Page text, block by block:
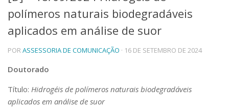
Telefones e Mapas
Pessoas
Ensino
Graduação
Educação a distância
Pesquisa e Inovação
polímeros naturais biodegradáveis
aplicados em análise de suor
PORASSESSORIA DE COMUNICAÇÃO · 16 DE SETEMBRO DE 2024
Doutorado
Título: Hidrogéis de polímeros naturais biodegradáveis
aplicados em análise de suor